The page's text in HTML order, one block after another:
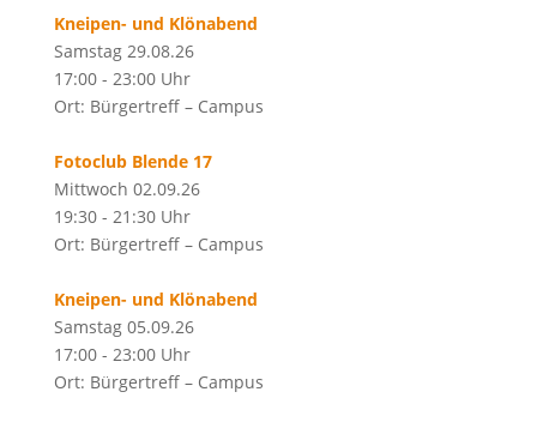
Kneipen- und Klönabend
Samstag 29.08.26
17:00 - 23:00 Uhr
Ort: Bürgertreff – Campus
Fotoclub Blende 17
Mittwoch 02.09.26
19:30 - 21:30 Uhr
Ort: Bürgertreff – Campus
Kneipen- und Klönabend
Samstag 05.09.26
17:00 - 23:00 Uhr
Ort: Bürgertreff – Campus